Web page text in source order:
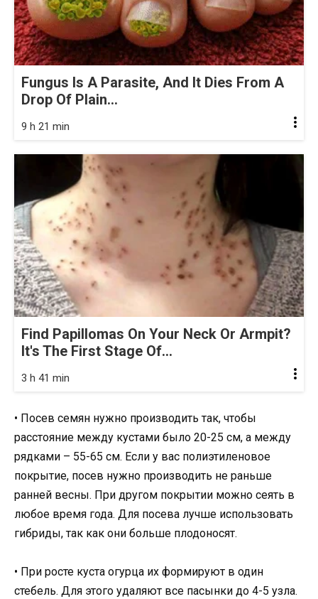
Fungus Is A Parasite, And It Dies From A
Drop Of Plain...
9 h 21 min
Find Papillomas On Your Neck Or Armpit?
It's The First Stage Of...
3 h 41 min
• Посев семян нужно производить так, чтобы
расстояние между кустами было 20-25 см, а между
рядками – 55-65 см. Если у вас полиэтиленовое
покрытие, посев нужно производить не раньше
ранней весны. При другом покрытии можно сеять в
любое время года. Для посева лучше использовать
гибриды, так как они больше плодоносят.
• При росте куста огурца их формируют в один
стебель. Для этого удаляют все пасынки до 4-5 узла.